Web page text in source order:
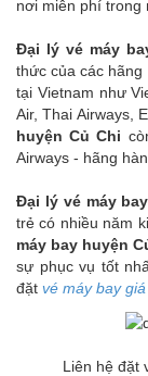
nơi miễn phí trong
Đại lý vé máy
thức của các hãng
tại Vietnam như
Air, Thai Airways,
huyện Củ Chi
Airways - hãng
Đại lý vé máy
trẻ có nhiều năm
máy bay huyện
sự phục vụ tốt
đặt vé máy bay
Liên hệ đặt